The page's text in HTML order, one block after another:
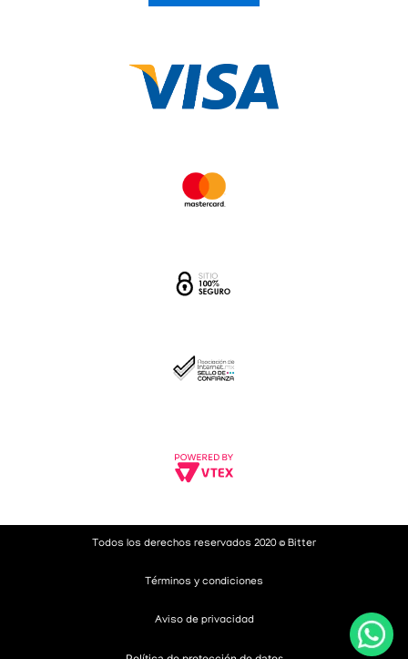
Todos los derechos reservados 2020 © Bitter
Términos y condiciones
Aviso de privacidad